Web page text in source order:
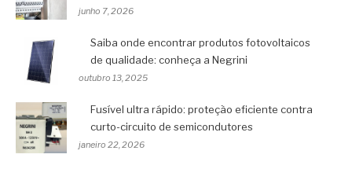
junho 7, 2026
Saiba onde encontrar produtos fotovoltaicos
de qualidade: conheça a Negrini
outubro 13, 2025
Fusível ultra rápido: proteção eficiente contra
curto-circuito de semicondutores
janeiro 22, 2026